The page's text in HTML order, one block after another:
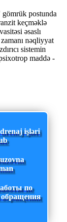
postunda
keçməklə
əsaslı
nəqliyyat
sistemin
maddə -
işləri
по
обращения